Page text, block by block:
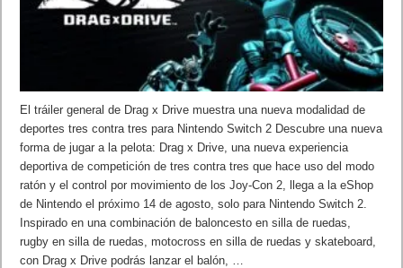
El tráiler general de Drag x Drive muestra una nueva modalidad de
deportes tres contra tres para Nintendo Switch 2 Descubre una nueva
forma de jugar a la pelota: Drag x Drive, una nueva experiencia
deportiva de competición de tres contra tres que hace uso del modo
ratón y el control por movimiento de los Joy-Con 2, llega a la eShop
de Nintendo el próximo 14 de agosto, solo para Nintendo Switch 2.
Inspirado en una combinación de baloncesto en silla de ruedas,
rugby en silla de ruedas, motocross en silla de ruedas y skateboard,
con Drag x Drive podrás lanzar el balón, …